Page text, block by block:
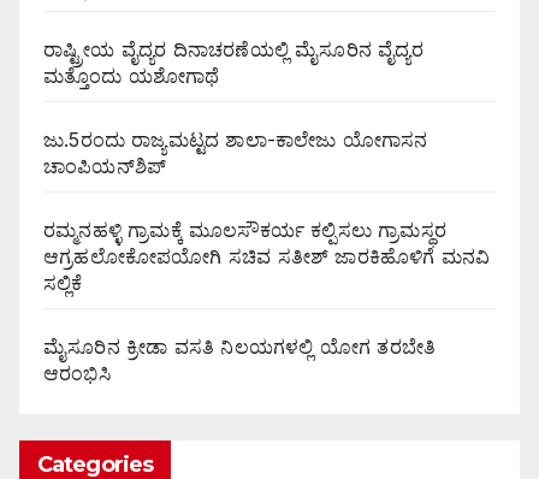
ರಾಷ್ಟ್ರೀಯ ವೈದ್ಯರ ದಿನಾಚರಣೆಯಲ್ಲಿ ಮೈಸೂರಿನ ವೈದ್ಯರ
ಮತ್ತೊಂದು ಯಶೋಗಾಥೆ
ಜು.5ರಂದು ರಾಜ್ಯಮಟ್ಟದ ಶಾಲಾ-ಕಾಲೇಜು ಯೋಗಾಸನ
ಚಾಂಪಿಯನ್‌ಶಿಪ್
ರಮ್ಮನಹಳ್ಳಿ ಗ್ರಾಮಕ್ಕೆ ಮೂಲಸೌಕರ್ಯ ಕಲ್ಪಿಸಲು ಗ್ರಾಮಸ್ಥರ
ಆಗ್ರಹಲೋಕೋಪಯೋಗಿ ಸಚಿವ ಸತೀಶ್ ಜಾರಕಿಹೊಳಿಗೆ ಮನವಿ
ಸಲ್ಲಿಕೆ
ಮೈಸೂರಿನ ಕ್ರೀಡಾ ವಸತಿ ನಿಲಯಗಳಲ್ಲಿ ಯೋಗ ತರಬೇತಿ
ಆರಂಭಿಸಿ
Categories